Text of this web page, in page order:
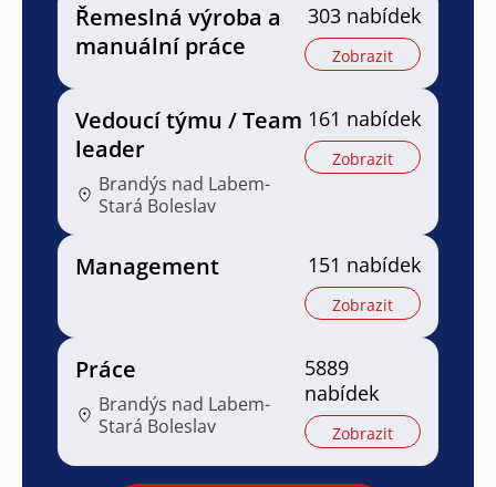
Řemeslná výroba a
manuální práce
303 nabídek
Zobrazit
Vedoucí týmu / Team
leader
Brandýs nad Labem-
Stará Boleslav
161 nabídek
Zobrazit
Management 151 nabídek
Zobrazit
Práce
Brandýs nad Labem-
Stará Boleslav
5889
nabídek
Zobrazit